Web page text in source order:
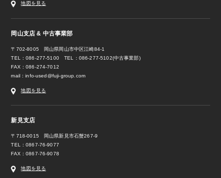
地図を見る
岡山支店 & 中古事業部
〒702-8005 岡山県岡山市中区江崎84-1
TEL：086-277-5100 TEL：086-277-5102(中古事業部)
FAX：086-274-7012
mail：info-used@fuji-group.com
地図を見る
新見支店
〒718-0015 岡山県新見市石蟹267-9
TEL：0867-76-9077
FAX：0867-76-9078
地図を見る